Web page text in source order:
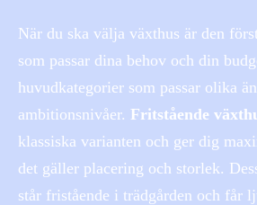
När du ska välja växthus är den
som passar dina behov och din
huvudkategorier som passar olika
ambitionsnivåer. Fritstående
klassiska varianten och ger dig
det gäller placering och storlek.
står fristående i trädgården och får